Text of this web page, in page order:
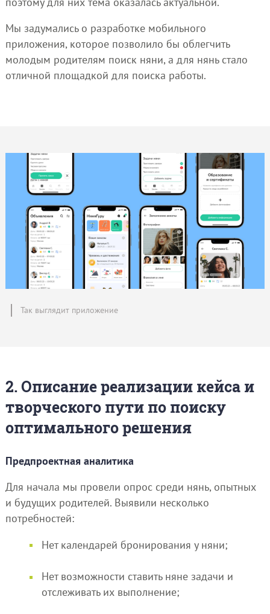
Мы задумались о разработке мобильного
приложения, которое позволило бы облегчить
молодым родителям поиск няни, а для нянь стало
отличной площадкой для поиска работы.
Так выглядит приложение
2. Описание реализации кейса и
творческого пути по поиску
оптимального решения
Предпроектная аналитика
Для начала мы провели опрос среди нянь, опытных
и будущих родителей. Выявили несколько
потребностей:
Нет календарей бронирования у няни;
Нет возможности ставить няне задачи и
отслеживать их выполнение;